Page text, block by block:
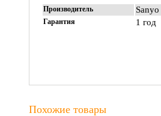
Производитель
Гарантия 1 год
Похожие товары